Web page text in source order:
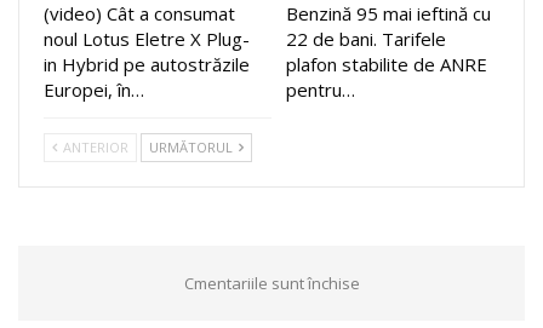
(video) Cât a consumat
noul Lotus Eletre X Plug-
in Hybrid pe autostrăzile
Europei, în…
Benzină 95 mai ieftină cu
22 de bani. Tarifele
plafon stabilite de ANRE
pentru…
ANTERIOR URMĂTORUL
Cmentariile sunt închise